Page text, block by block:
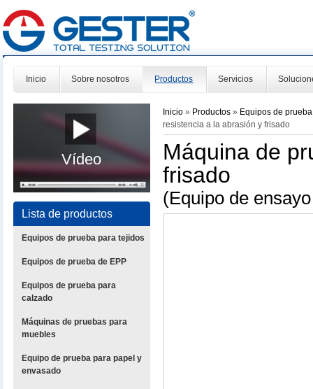
Inicio Sobre nosotros Productos Servicios
Vídeo
Lista de productos
Equipos de prueba para tejidos
Equipos de prueba de EPP
Equipos de prueba para
calzado
Máquinas de pruebas para
muebles
Equipo de prueba para papel y
envasado
Inicio » Productos» Equipos de
resistencia a la abrasión y frisado
Máquina de
frisado
(Equipo de